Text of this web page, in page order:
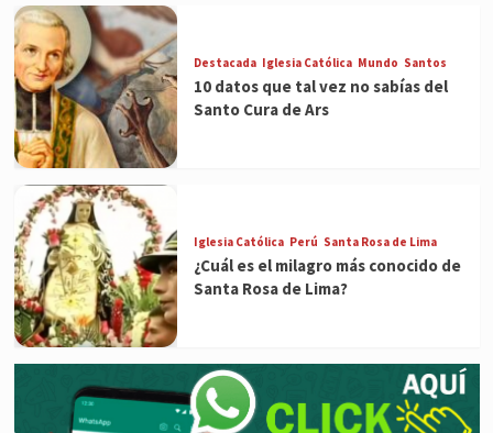
Destacada Iglesia Católica Mundo Santos
10 datos que tal vez no sabías del
Santo Cura de Ars
Iglesia Católica Perú Santa Rosa de Lima
¿Cuál es el milagro más conocido de
Santa Rosa de Lima?